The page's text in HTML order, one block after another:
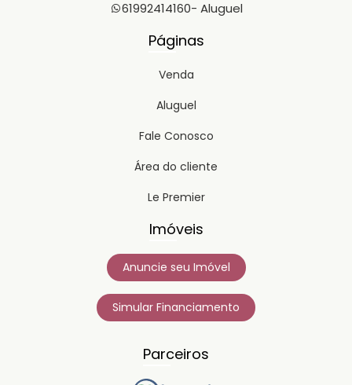
61992414160- Aluguel
Páginas
Venda
Aluguel
Fale Conosco
Área do cliente
Le Premier
Imóveis
Anuncie seu Imóvel
Simular Financiamento
Parceiros